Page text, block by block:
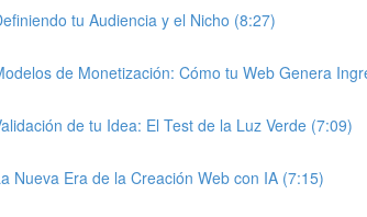
tu Audiencia y el Nicho (8:27)
de Monetización: Cómo tu Web Genera
de tu Idea: El Test de la Luz Verde (7:09)
Nueva Era de la Creación Web con IA (7:15)